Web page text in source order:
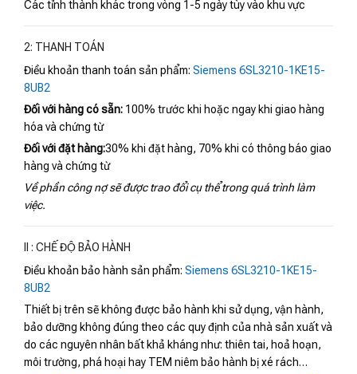
Các tỉnh thành khác trong vòng 1-5 ngày tùy vào khu vực
2: THANH TOÁN
Điều khoản thanh toán sản phẩm: Siemens 6SL3210-1KE15-
8UB2
Đối với hàng có sẵn: 100% trước khi hoặc ngay khi giao hàng
hóa và chứng từ
Đối với đặt hàng:30% khi đặt hàng, 70% khi có thông báo giao
hàng và chứng từ
Về phần công nợ sẽ được trao đổi cụ thể trong quá trình làm
việc.
II : CHẾ ĐỘ BẢO HÀNH
Điều khoản bảo hành sản phẩm: Siemens 6SL3210-1KE15-
8UB2
Thiết bị trên sẽ không được bảo hành khi sử dụng, vận hành,
bảo dưỡng không đúng theo các quy định của nhà sản xuất và
do các nguyên nhân bất khả kháng như: thiên tai, hoả hoạn,
môi trường, phá hoại hay TEM niêm bảo hành bị xé rách…